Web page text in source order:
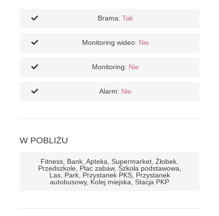
Brama: Tak
Monitoring wideo: Nie
Monitoring: Nie
Alarm: Nie
W POBLIŻU
Fitness, Bank, Apteka, Supermarket, Żłobek,
Przedszkole, Plac zabaw, Szkoła podstawowa,
Las, Park, Przystanek PKS, Przystanek
autobusowy, Kolej miejska, Stacja PKP